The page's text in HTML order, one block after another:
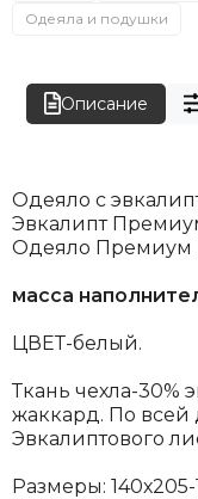
Одеяла и подушки
Описание
Одеяло с
Эвкалипт
Одеяло Премиум
масса
ЦВЕТ-белый.
Ткань чехла-30%
жаккард. По всей
Эвкалиптового
Размеры: